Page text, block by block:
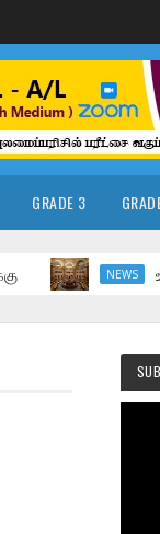
GRADE 3
NEWS உலகின்